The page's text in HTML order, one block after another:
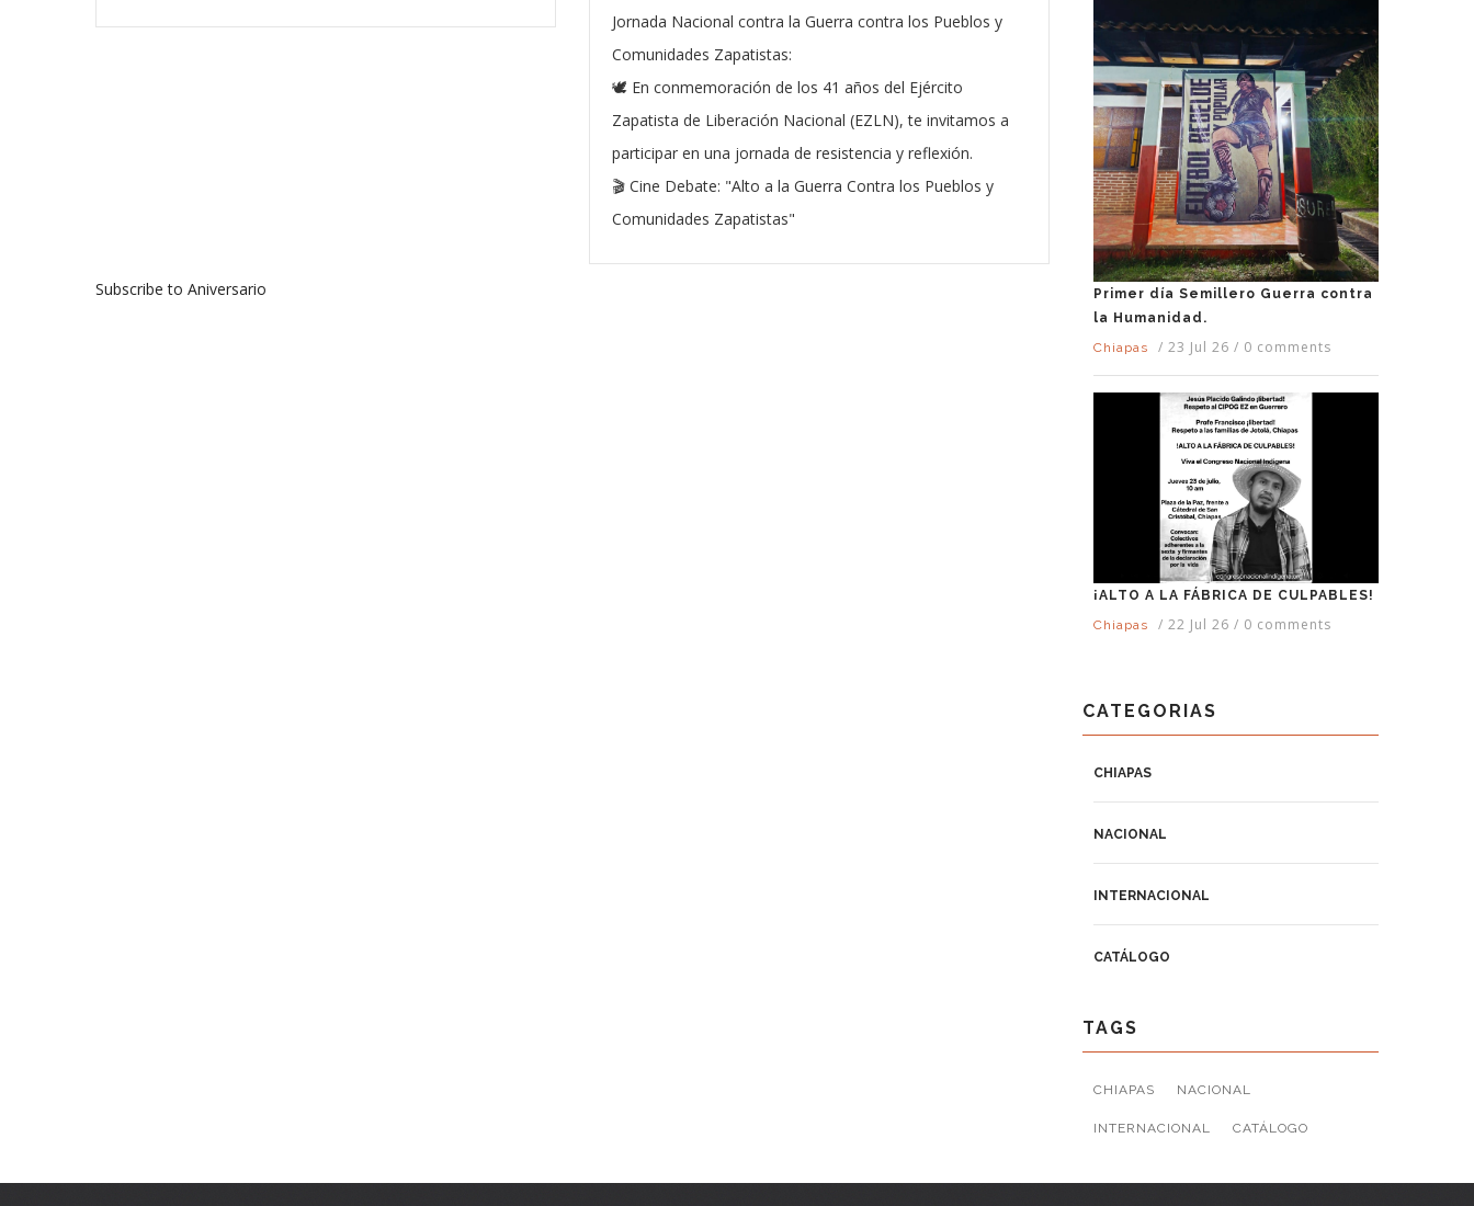
Jornada Nacional contra la Guerra contra los Pueblos y
Comunidades Zapatistas:
🕊️ En conmemoración de los 41 años del Ejército
Zapatista de Liberación Nacional (EZLN), te invitamos a
participar en una jornada de resistencia y reflexión.
🎬 Cine Debate: "Alto a la Guerra Contra los Pueblos y
Comunidades Zapatistas"
Subscribe to Aniversario
Primer día Semillero Guerra contra
la Humanidad.
Chiapas
/ 23 Jul 26 / 0 comments
¡ALTO A LA FÁBRICA DE CULPABLES!
Chiapas
/ 22 Jul 26 / 0 comments
CATEGORIAS
CHIAPAS
NACIONAL
INTERNACIONAL
CATÁLOGO
TAGS
CHIAPAS NACIONAL
INTERNACIONAL CATÁLOGO